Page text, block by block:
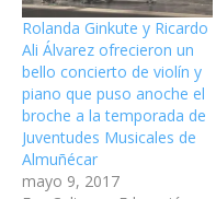
Rolanda Ginkute y Ricardo
Ali Álvarez ofrecieron un
bello concierto de violín y
piano que puso anoche el
broche a la temporada de
Juventudes Musicales de
Almuñécar
mayo 9, 2017